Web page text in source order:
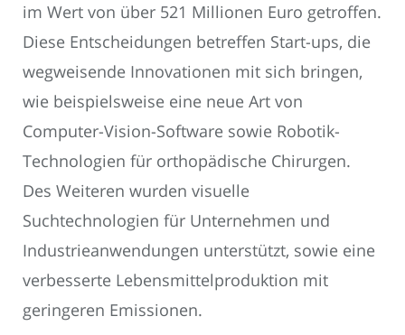
im Wert von über 521 Millionen Euro getroffen.
Diese Entscheidungen betreffen Start-ups, die
wegweisende Innovationen mit sich bringen,
wie beispielsweise eine neue Art von
Computer-Vision-Software sowie Robotik-
Technologien für orthopädische Chirurgen.
Des Weiteren wurden visuelle
Suchtechnologien für Unternehmen und
Industrieanwendungen unterstützt, sowie eine
verbesserte Lebensmittelproduktion mit
geringeren Emissionen.